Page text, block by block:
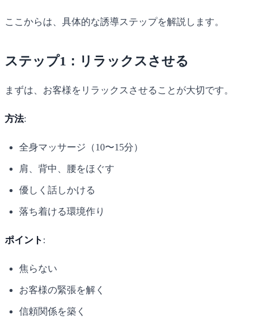
ここからは、具体的な誘導ステップを解説します。
ステップ1：リラックスさせる
まずは、お客様をリラックスさせることが大切です。
方法:
全身マッサージ（10〜15分）
肩、背中、腰をほぐす
優しく話しかける
落ち着ける環境作り
ポイント :
焦らない
お客様の緊張を解く
信頼関係を築く